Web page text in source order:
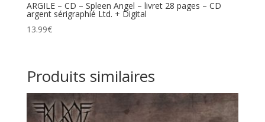
ARGILE – CD – Spleen Angel – livret 28 pages – CD
argent sérigraphié Ltd. + Digital
13.99€
Produits similaires